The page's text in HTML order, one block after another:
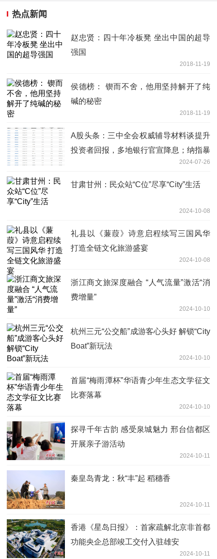
热点新闻
赵忠贤：四十年冷板凳 坐出中国的超导
强国
2018-11-19
侯德榜： 锲而不舍，他用坚持解开了纯
碱的秘密
2018-11-19
A股头条：三中全会权威辅导材料谈提升
投资者回报，多地银行官宣降息；纳指暴
跌650点，特斯拉市值蒸发6500亿2024-07-26
甘肃甘州：民众站“C位”尽享“City”生活
2024-10-08
礼县以《蒹葭》诗意启程续写三国风华
打造全链文化旅游盛宴
2024-10-08
浙江商文旅深度融合 “人气流量”激活“消
费增量”
2024-10-10
杭州三元“公交船”成游客心头好 解锁“City
Boat”新玩法
2024-10-10
首届“梅雨潭杯”华语青少年生态文学征文
比赛落幕
2024-10-10
探寻千年古韵 感受泉城魅力 邢台信都区
开展亲子游活动
2024-10-11
秦皇岛青龙：秋“丰”起 稻穗香
2024-10-11
香港《星岛日报》：首家疏解北京非首都
功能央企总部竣工交付入驻雄安
2024-10-11